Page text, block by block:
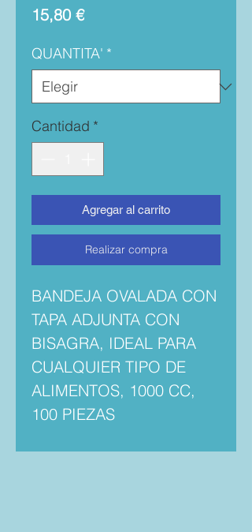
15,80 €Precio
QUANTITA' *
Cantidad *
Agregar al carrito
Realizar compra
BANDEJA OVALADA CON
TAPA ADJUNTA CON
BISAGRA, IDEAL PARA
CUALQUIER TIPO DE
ALIMENTOS, 1000 CC,
100 PIEZAS